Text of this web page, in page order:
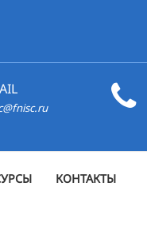
КОНТАКТЫ